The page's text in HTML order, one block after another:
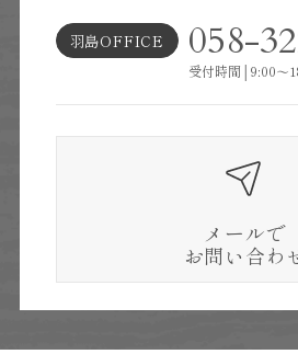
解決するために、アクセスの
ス、ドメインを記録すること
し、そのようなデータからは
することはできません。
クッキー（Cookie）について
くため、ウェブサーバよりお
にクッキー（cookie）と呼ば
タを送付し、ハードディスク
羽島OFFICE 058-
受付時間│9:00～
メールで
お問い合わ